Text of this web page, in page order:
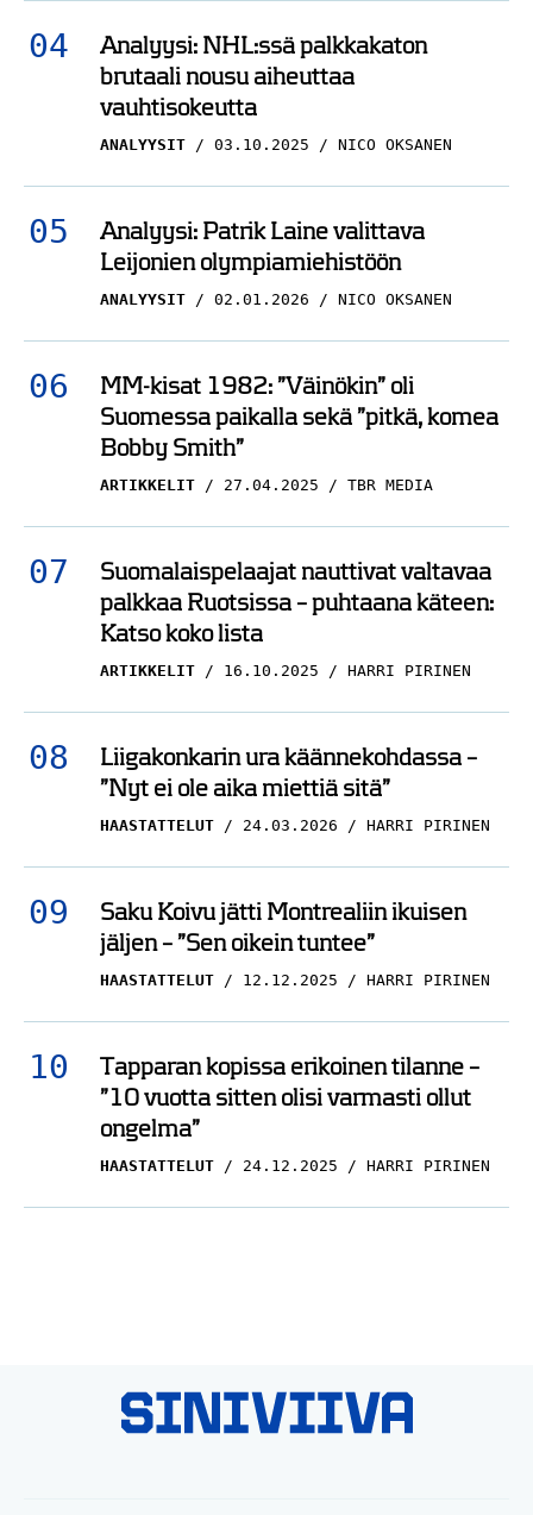
NICO OKSANEN
Analyysi: NHL:ssä palkkakaton
brutaali nousu aiheuttaa
vauhtisokeutta
ANALYYSIT 03.10.2025 NICO OKSANEN
Analyysi: Patrik Laine valittava
Leijonien olympiamiehistöön
ANALYYSIT 02.01.2026 NICO OKSANEN
MM-kisat 1982: ”Väinökin” oli
Suomessa paikalla sekä ”pitkä, komea
Bobby Smith”
ARTIKKELIT 27.04.2025 TBR MEDIA
Suomalaispelaajat nauttivat valtavaa
palkkaa Ruotsissa – puhtaana käteen:
Katso koko lista
ARTIKKELIT 16.10.2025 HARRI PIRINEN
Liigakonkarin ura käännekohdassa –
”Nyt ei ole aika miettiä sitä”
HAASTATTELUT 24.03.2026 HARRI PIRINEN
Saku Koivu jätti Montrealiin ikuisen
jäljen – ”Sen oikein tuntee”
HAASTATTELUT 12.12.2025 HARRI PIRINEN
Tapparan kopissa erikoinen tilanne –
”10 vuotta sitten olisi varmasti ollut
ongelma”
HAASTATTELUT 24.12.2025 HARRI PIRINEN